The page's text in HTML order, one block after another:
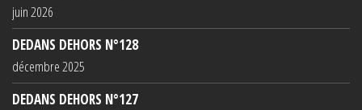
juin 2026
DEDANS DEHORS N°128
décembre 2025
DEDANS DEHORS N°127